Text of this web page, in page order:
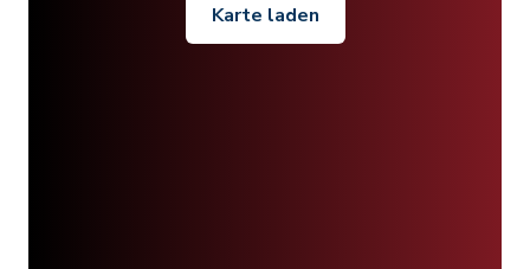
Karte laden